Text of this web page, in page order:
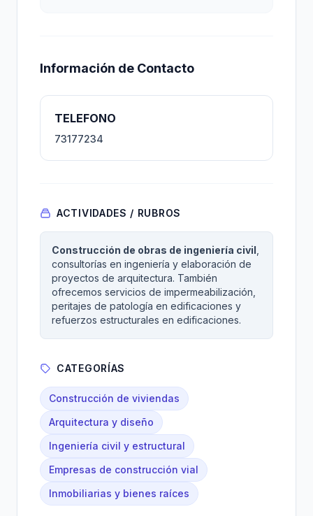
Información de Contacto
TELEFONO
73177234
ACTIVIDADES / RUBROS
Construcción de obras de ingeniería civil
consultorías en ingeniería y elaboración de
proyectos de arquitectura. También
ofrecemos servicios de impermeabilización,
peritajes de patología en edificaciones y
refuerzos estructurales en edificaciones.
CATEGORÍAS
Construcción de viviendas
Arquitectura y diseño
Ingeniería civil y estructural
Empresas de construcción vial
Inmobiliarias y bienes raíces